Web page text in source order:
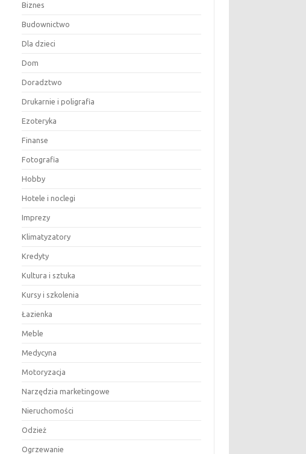
Biznes
Budownictwo
Dla dzieci
Dom
Doradztwo
Drukarnie i poligrafia
Ezoteryka
Finanse
Fotografia
Hobby
Hotele i noclegi
Imprezy
Klimatyzatory
Kredyty
Kultura i sztuka
Kursy i szkolenia
Łazienka
Meble
Medycyna
Motoryzacja
Narzędzia marketingowe
Nieruchomości
Odzież
Ogrzewanie